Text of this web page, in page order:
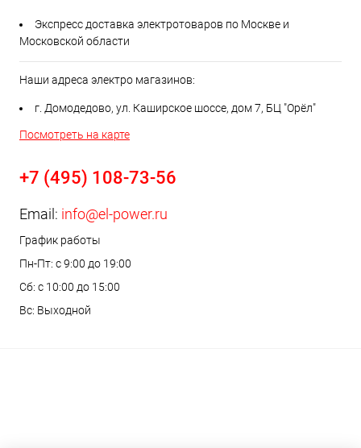
Экспресс доставка электротоваров по Москве и
Московской области
Наши адреса электро магазинов:
г. Домодедово, ул. Каширское шоссе, дом 7, БЦ "Орёл"
Посмотреть на карте
+7 (495) 108-73-56
Email: info@el-power.ru
График работы
Пн-Пт: с 9:00 до 19:00
Сб: с 10:00 до 15:00
Вс: Выходной